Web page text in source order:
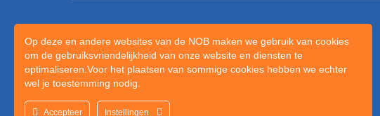
Op deze en andere websites van de NOB maken we gebruik van cookies
om de gebruiksvriendelijkheid van onze website en diensten te
optimaliseren.Voor het plaatsen van sommige cookies hebben we echter
wel je toestemming nodig.
Accepteer Instellingen